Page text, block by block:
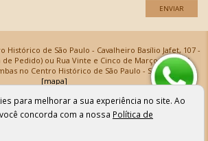
ENVIAR
Histórico de São Paulo - Cavalheiro Basílio Jafet, 107 -
de Pedido) ou Rua Vinte e Cinco de Março, 576 - SP,
no Centro Histórico de São Paulo - SP
[mapa]
Santa Cecília Ltda | CNPJ: 61.069.639/0001-18
apresentadas na loja virtual não valem para nossa loja física e
aviso prévio. Vendas com cartão de crédito sujeitas a análise e
confirmação de dados.
para melhorar a sua experiência no site. Ao
concorda com a nossa Política de